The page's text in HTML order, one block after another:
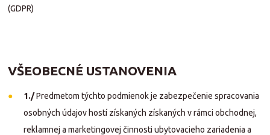
(GDPR)
VŠEOBECNÉ USTANOVENIA
1./Predmetom týchto podmienok je zabezpečenie spracovania
osobných údajov hostí získaných získaných v rámci obchodnej,
reklamnej a marketingovej činnosti ubytovacieho zariadenia a